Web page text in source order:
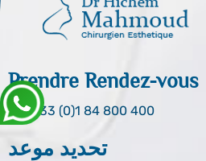
Prendre Rendez-vous
0033 (0)1 84 800 400
تحديد موعد